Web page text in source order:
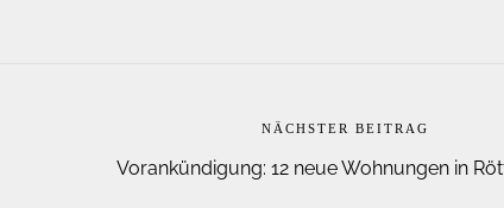
NÄCHSTER BEITRAG
Vorankündigung: 12 neue Wohnungen in